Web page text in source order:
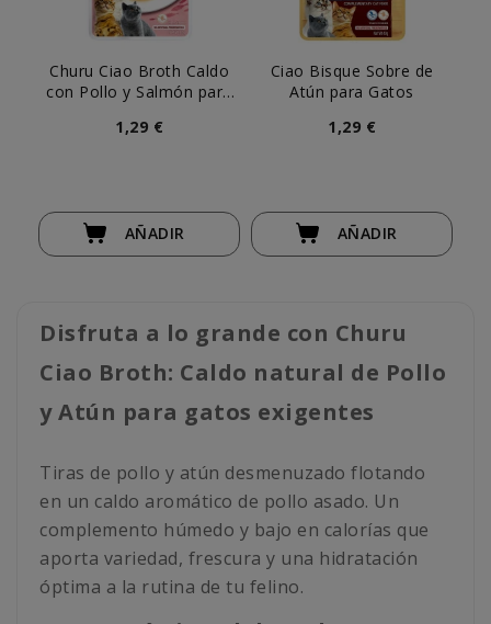
Churu Ciao Broth Caldo
con Pollo y Salmón para
1,29 €
AÑADIR
Ciao Bisque Sobre de
Atún para Gatos
1,29 €
AÑADIR
Disfruta a lo grande con Churu
Ciao Broth: Caldo natural de Pollo
y Atún para gatos exigentes
Tiras de pollo y atún desmenuzado flotando
en un caldo aromático de pollo asado. Un
complemento húmedo y bajo en calorías que
aporta variedad, frescura y una hidratación
óptima a la rutina de tu felino.